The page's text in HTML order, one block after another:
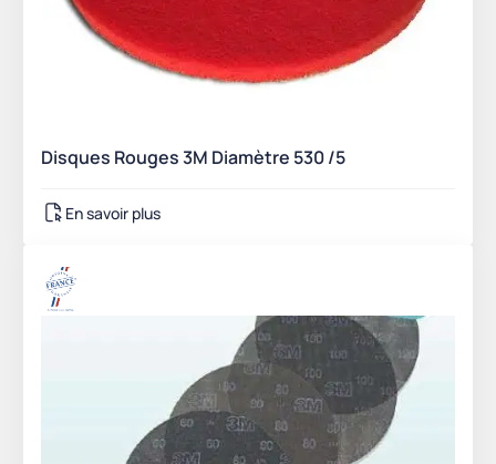
Disques Rouges 3M Diamètre 530 /5
En savoir plus